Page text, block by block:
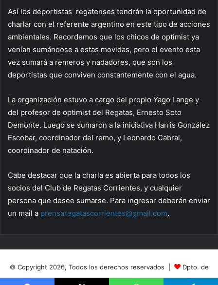
Así los deportistas regatenses tendrán la oportunidad de
charlar con el referente argentino en este tipo de acciones
ambientales. Recordemos que los chicos de optimist ya
venían sumándose a estas movidas, pero el evento esta
vez sumará a remeros y nadadores, que son los
deportistas que conviven constantemente con el agua.
La organización estuvo a cargo del propio Yago Lange y
del profesor de optimist del Regatas, Ernesto Soto
Demonte. Luego se sumaron a la iniciativa Harris González
Escobar, coordinador del remo, y Leonardo Cabral,
coordinador de natación.
Cabe destacar que la charla es abierta para todos los
socios del Club de Regatas Corrientes, y cualquier
persona que desee sumarse. Para ingresar deberán enviar
un mail a prensaregatascorrientes@gmail.com.
© Copyright 2026, Todos los derechos reservados |
Dpto. de
|Club de Regatas Corrientes